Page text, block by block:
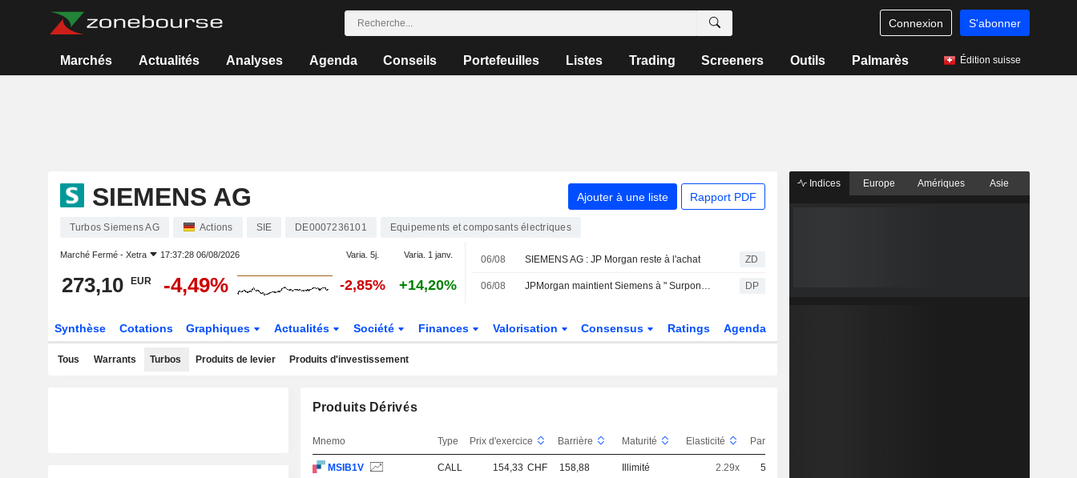
Connexion S'abonner
Marchés Actualités Analyses Agenda Conseils Portefeuilles Listes Trading Screeners Outils Palmarès Édition suisse
SIEMENS AG Ajouter à une liste Rapport PDF
Turbos Siemens AG Actions SIE DE0007236101 Equipements et composants électriques
Marché Fermé - Xetra 17:37:28 06/08/2026 Varia. 5j. Varia. 1 janv.
273,10 EUR -4,49% -2,85% +14,20%
06/08 SIEMENS AG : JP Morgan reste à l'achat ZD
06/08 JPMorgan maintient Siemens à " Surpondérer » avec un objectif de 345 euros DP
Synthèse Cotations Graphiques Actualités Société Finances Valorisation Consensus Ratings Agenda
Tous Warrants Turbos Produits de levier Produits d'investissement
Produits Dérivés
Mnemo Type Prix d'exercice Barrière Maturité Elasticité Parité
MSIB1V CALL 154,33 CHF 158,88 Illimité 2.29x 50
Indices Europe Amériques Asie